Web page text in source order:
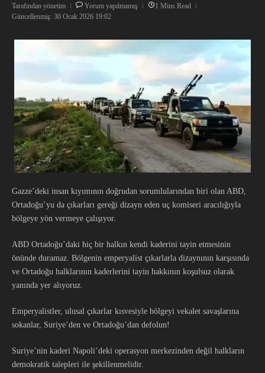
Tarafından yönetim Yorum yapılmamış
1 Mins Read
Güncellenmiş: 30 Ocak 2026 19:02
Gazze’deki insan kıyımının doğrudan sorumlularından biri olan ABD,
Ortadoğu’yu da çıkarları gereği dizayn eden uç komiseri aracılığıyla
bölgeye yön vermeye çalışıyor.
ABD Ortadoğu’daki hiç bir halkın kendi kaderini tayin etmesinin
önünde duramaz. Bölgenin emperyalist çıkarlarla dizaynının karşısında
ve Ortadoğu halklarının kaderlerini tayin hakkının koşulsuz olarak
yanında yer alıyoruz.
Emperyalistler, ulusal çıkarlar kısvesiyle bölgeyi vekalet savaşlarına
sokanlar, Suriye’den ve Ortadoğu’dan defolun!
Suriye’nin kaderi Napoli’deki operasyon merkezinden değil halkların
demokratik talepleri ile şekillenmelidir.